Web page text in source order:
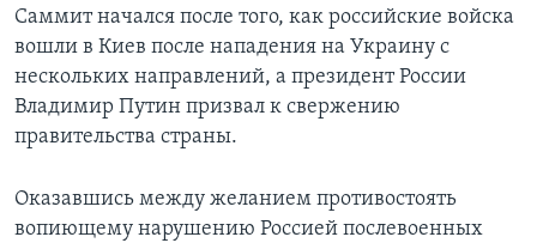
Саммит начался после того, как российские войска
вошли в Киев после нападения на Украину с
нескольких направлений, а президент России
Владимир Путин призвал к свержению
правительства страны.
Оказавшись между желанием противостоять
вопиющему нарушению Россией послевоенных